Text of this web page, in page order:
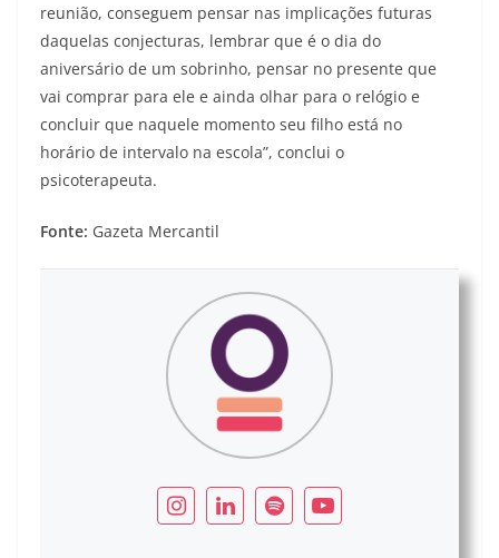
reunião, conseguem pensar nas implicações futuras
daquelas conjecturas, lembrar que é o dia do
aniversário de um sobrinho, pensar no presente que
vai comprar para ele e ainda olhar para o relógio e
concluir que naquele momento seu filho está no
horário de intervalo na escola”, conclui o
psicoterapeuta.
Fonte: Gazeta Mercantil